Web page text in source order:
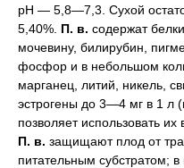
pH — 5,8—7,3. Сухой
5,40%. П. в. содержат
мочевину, билирубин,
фосфор и в небольшом
марганец, литий, никель,
эстрогены до 3—4 мг в 1 л
позволяет использовать их
П. в. защищают плод от
питательным субстратом;